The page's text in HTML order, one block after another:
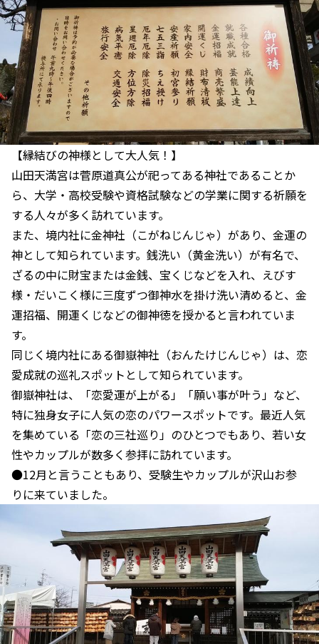
【縁結びの神様として大人気！】
山田天満宮は菅原道真公が祀ってある神社であることか
ら、大学・高校受験や資格試験などの学業に関する祈願を
する人々が多く訪れています。
また、境内社に金神社（こがねじんじゃ）があり、金運の
神として知られています。銭洗い（黄金洗い）が有名で、
ざるの中に財宝または金銭、宝くじなどを入れ、えびす
様・だいこく様に三度ずつ御神水を掛け洗い清めると、金
運招福、開運くじなどの御神徳を授かると言われていま
す。
同じく境内社にある御嶽神社（おんたけじんじゃ）は、恋
愛成就の巡礼スポットとして知られています。
御嶽神社は、「恋愛運が上がる」「願い事が叶う」など、
特に独身女子に人気の恋のパワースポットです。最近人気
を集めている「恋の三社巡り」のひとつでもあり、若い女
性やカップルが数多く参拝に訪れています。
●12月と言うこともあり、受験生やカップルが沢山お参
りに来ていました。